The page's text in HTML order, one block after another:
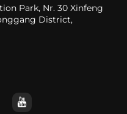
Park, Nr. 30 Xinfeng
District,